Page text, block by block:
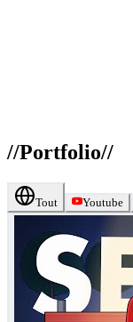
//Portfolio//
Tout Youtube